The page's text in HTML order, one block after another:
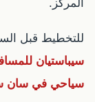
المركز.
للتخطيط قبل
سيباستيان
سياحي في سان